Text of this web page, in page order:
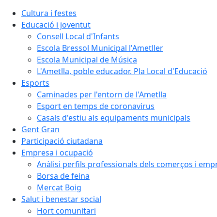
Cultura i festes
Educació i joventut
Consell Local d'Infants
Escola Bressol Municipal l'Ametller
Escola Municipal de Música
L'Ametlla, poble educador. Pla Local d'Educació
Esports
Caminades per l'entorn de l'Ametlla
Esport en temps de coronavirus
Casals d'estiu als equipaments municipals
Gent Gran
Participació ciutadana
Empresa i ocupació
Anàlisi perfils professionals dels comerços i
Borsa de feina
Mercat Boig
Salut i benestar social
Hort comunitari